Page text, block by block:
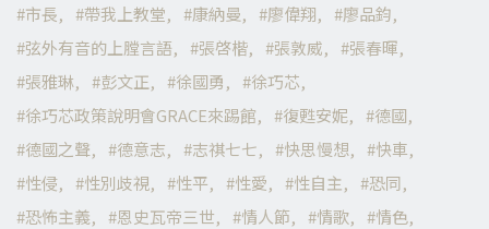
市長 帶我上教堂 康納曼 廖偉翔
廖品鈞
弦外有音的上膛言語
張啓楷 張敦威
張春暉
張雅琳
彭文正 徐國勇
徐巧芯
徐巧芯政策說明會GRACE來踢館
復甦安妮
德國
德國之聲
德意志 志祺七七 快思慢想
快車
性侵
性別歧視 性平 性愛 性自主
恐同
恐怖主義
恩史瓦帝三世 情人節 情歌
情色